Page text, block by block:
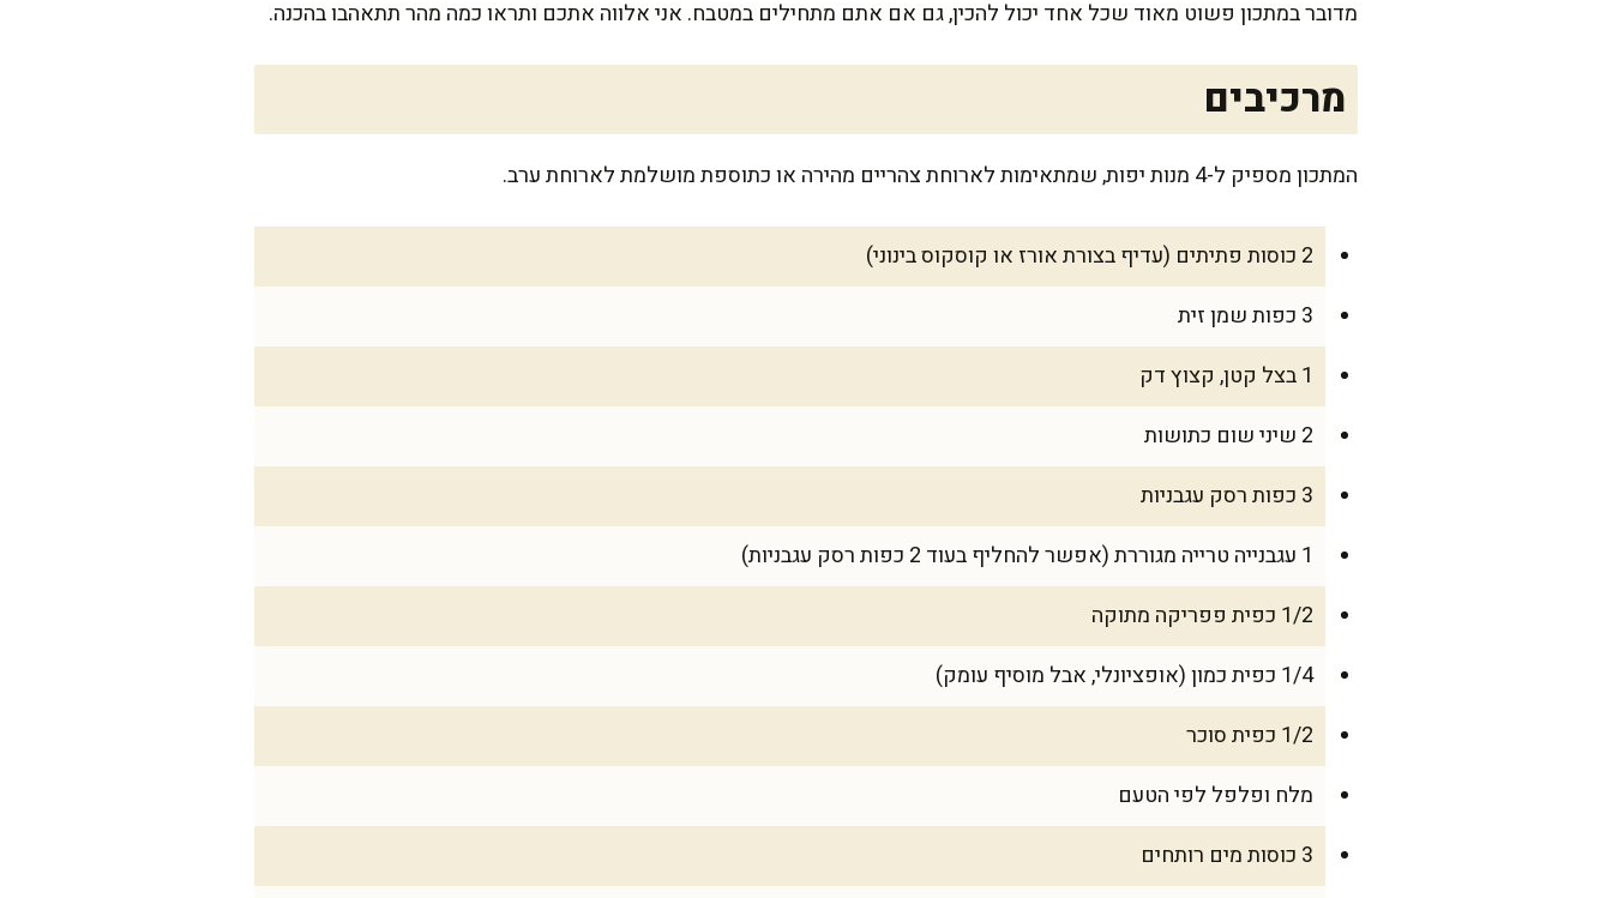
מדובר במתכון פשוט מאוד שכל אחד יכול להכין, גם אם אתם מתחילים במטבח. אני אלווה אתכם ותראו כמה מהר תתאהבו בהכנה.
מרכיבים
המתכון מספיק ל-4 מנות יפות, שמתאימות לארוחת צהריים מהירה או כתוספת מושלמת לארוחת ערב.
2 כוסות פתיתים (עדיף בצורת אורז או קוסקוס בינוני)
3 כפות שמן זית
1 בצל קטן, קצוץ דק
2 שיני שום כתושות
3 כפות רסק עגבניות
1 עגבנייה טרייה מגוררת (אפשר להחליף בעוד 2 כפות רסק עגבניות)
1/2 כפית פפריקה מתוקה
1/4 כפית כמון (אופציונלי, אבל מוסיף עומק)
1/2 כפית סוכר
מלח ופלפל לפי הטעם
3 כוסות מים רותחים